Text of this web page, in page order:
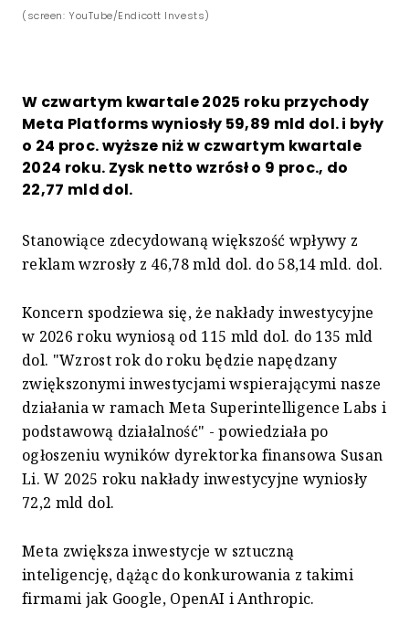
(screen: YouTube/Endicott Invests)
W czwartym kwartale 2025 roku przychody
Meta Platforms wyniosły 59,89 mld dol. i były
o 24 proc. wyższe niż w czwartym kwartale
2024 roku. Zysk netto wzrósł o 9 proc., do
22,77 mld dol.
Stanowiące zdecydowaną większość wpływy z
reklam wzrosły z 46,78 mld dol. do 58,14 mld. dol.
Koncern spodziewa się, że nakłady inwestycyjne
w 2026 roku wyniosą od 115 mld dol. do 135 mld
dol. "Wzrost rok do roku będzie napędzany
zwiększonymi inwestycjami wspierającymi nasze
działania w ramach Meta Superintelligence Labs i
podstawową działalność" - powiedziała po
ogłoszeniu wyników dyrektorka finansowa Susan
Li. W 2025 roku nakłady inwestycyjne wyniosły
72,2 mld dol.
Meta zwiększa inwestycje w sztuczną
inteligencję, dążąc do konkurowania z takimi
firmami jak Google, OpenAI i Anthropic.